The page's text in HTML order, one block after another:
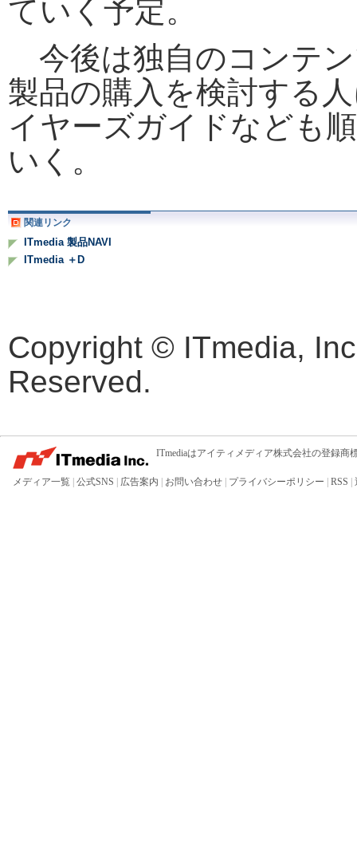
ていく予定。
今後は独自のコンテ
製品の購入を検討する
イヤーズガイドなども
いく。
関連リンク
ITmedia 製品NAVI
ITmedia ＋D
Copyright © ITmedia,
Reserved.
ITmediaはアイティメディア株式会社の登録商
メディア一覧 公式SNS 広告案内 お問い合わせ プライバシーポリシー RSS